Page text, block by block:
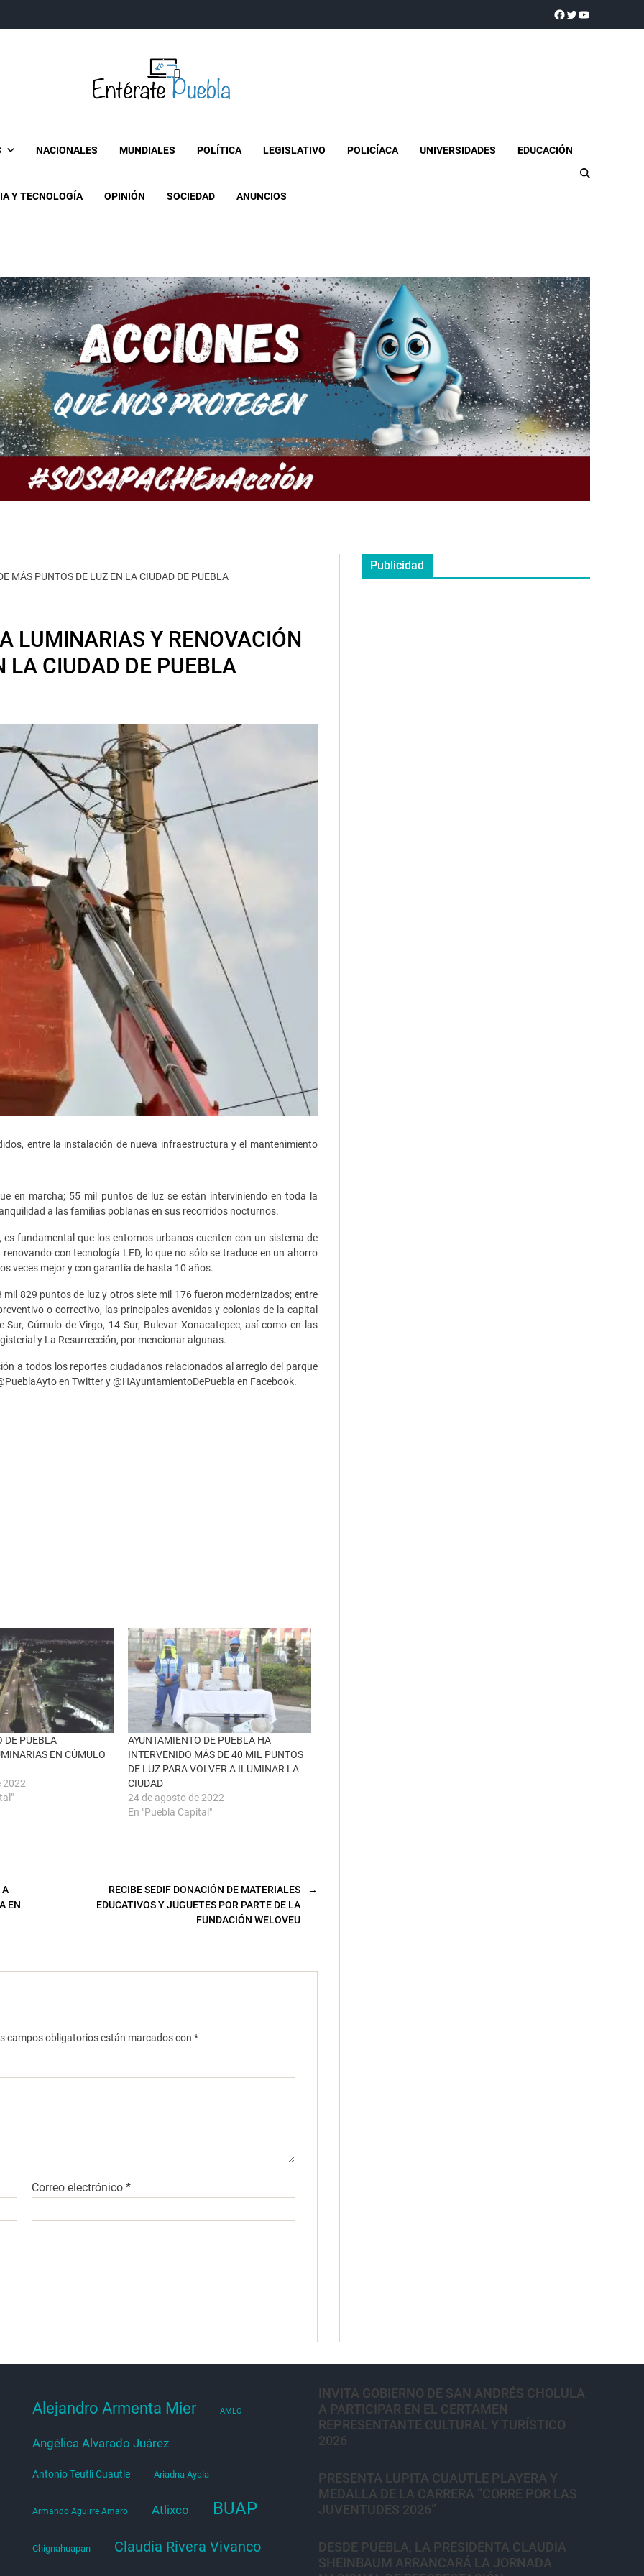
NACIONALES MUNDIALES POLÍTICA LEGISLATIVO POLICÍACA UNIVERSIDADES EDUCACIÓN
Y TECNOLOGÍA OPINIÓN SOCIEDAD ANUNCIOS
MÁS PUNTOS DE LUZ EN LA CIUDAD DE PUEBLA
LUMINARIAS Y RENOVACIÓN
LA CIUDAD DE PUEBLA
entre la instalación de nueva infraestructura y el mantenimiento
en marcha; 55 mil puntos de luz se están interviniendo en toda la
a las familias poblanas en sus recorridos nocturnos.
es fundamental que los entornos urbanos cuenten con un sistema de
con tecnología LED, lo que no sólo se traduce en un ahorro
veces mejor y con garantía de hasta 10 años.
829 puntos de luz y otros siete mil 176 fueron modernizados; entre
o correctivo, las principales avenidas y colonias de la capital
Cúmulo de Virgo, 14 Sur, Bulevar Xonacatepec, así como en las
y La Resurrección, por mencionar algunas.
a todos los reportes ciudadanos relacionados al arreglo del parque
en Twitter y @HAyuntamientoDePuebla en Facebook.
DE PUEBLA
EN CÚMULO
2022
AYUNTAMIENTO DE PUEBLA HA
INTERVENIDO MÁS DE 40 MIL PUNTOS
DE LUZ PARA VOLVER A ILUMINAR LA
CIUDAD
24 de agosto de 2022
En "Puebla Capital"
A
EN
→
RECIBE SEDIF DONACIÓN DE MATERIALES
EDUCATIVOS Y JUGUETES POR PARTE DE LA
FUNDACIÓN WELOVEU
campos obligatorios están marcados con *
Correo electrónico*
Publicidad
Alejandro Armenta Mier AMLO
Angélica Alvarado Juárez
Antonio Teutli Cuautle Ariadna Ayala
Armando Aguirre Amaro Atlixco BUAP
Chignahuapan Claudia Rivera Vivanco
INVITA GOBIERNO DE SAN ANDRÉS CHOLULA
A PARTICIPAR EN EL CERTAMEN
REPRESENTANTE CULTURAL Y TURÍSTICO
2026
PRESENTA LUPITA CUAUTLE PLAYERA Y
MEDALLA DE LA CARRERA “CORRE POR LAS
JUVENTUDES 2026”
DESDE PUEBLA, LA PRESIDENTA CLAUDIA
SHEINBAUM ARRANCARÁ LA JORNADA